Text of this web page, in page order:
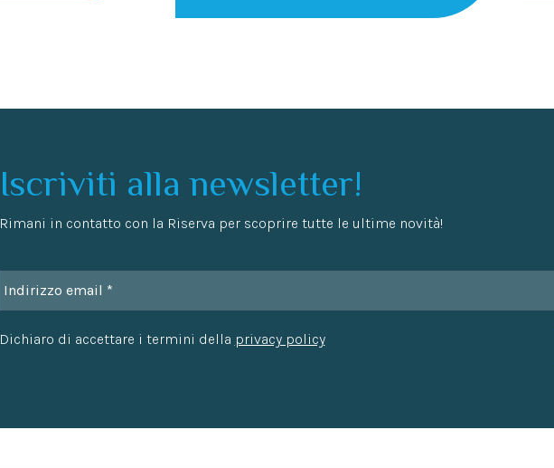
Iscriviti alla newsletter!
Rimani in contatto con la Riserva per scoprire tutte le ultime novità!
Dichiaro di accettare i termini della privacy policy